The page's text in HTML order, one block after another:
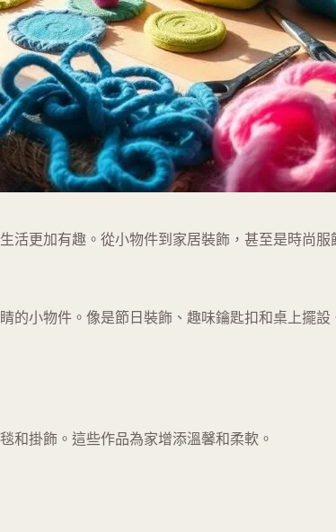
活更加有趣。從小物件到家居裝飾，甚至是時尚
的小物件。像是節日裝飾、趣味鑰匙扣和桌上擺設
和掛飾。這些作品為家增添溫馨和柔軟。